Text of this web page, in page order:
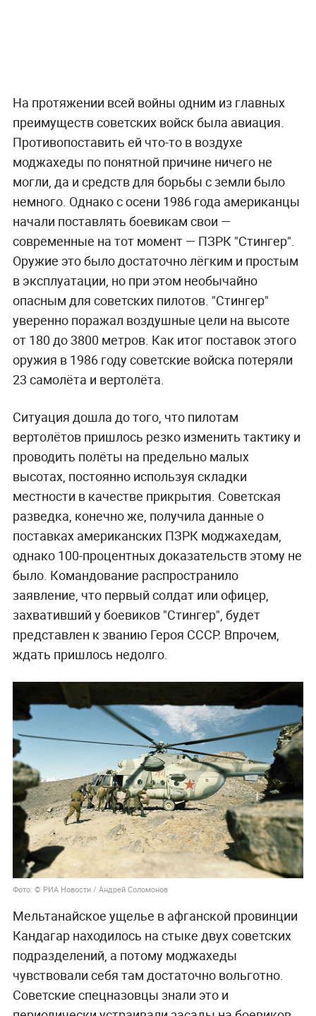
На протяжении всей войны одним из главных
преимуществ советских войск была авиация.
Противопоставить ей что-то в воздухе
моджахеды по понятной причине ничего не
могли, да и средств для борьбы с земли было
немного. Однако с осени 1986 года американцы
начали поставлять боевикам свои —
современные на тот момент — ПЗРК "Стингер".
Оружие это было достаточно лёгким и простым
в эксплуатации, но при этом необычайно
опасным для советских пилотов. "Стингер"
уверенно поражал воздушные цели на высоте
от 180 до 3800 метров. Как итог поставок этого
оружия в 1986 году советские войска потеряли
23 самолёта и вертолёта.
Ситуация дошла до того, что пилотам
вертолётов пришлось резко изменить тактику и
проводить полёты на предельно малых
высотах, постоянно используя складки
местности в качестве прикрытия. Советская
разведка, конечно же, получила данные о
поставках американских ПЗРК моджахедам,
однако 100-процентных доказательств этому не
было. Командование распространило
заявление, что первый солдат или офицер,
захвативший у боевиков "Стингер", будет
представлен к званию Героя СССР. Впрочем,
ждать пришлось недолго.
Фото: © РИА Новости / Андрей Соломонов
Мельтанайское ущелье в афганской провинции
Кандагар находилось на стыке двух советских
подразделений, а потому моджахеды
чувствовали себя там достаточно вольготно.
Советские спецназовцы знали это и